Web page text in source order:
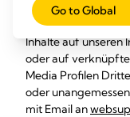
Inhalte. Wir haben
auf die Inhalte der
Inhalte auf unseren
oder auf
Media Profilen
oder
mit Email an
Go to Global